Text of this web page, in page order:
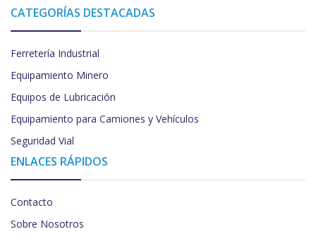
CATEGORÍAS DESTACADAS
Ferretería Industrial
Equipamiento Minero
Equipos de Lubricación
Equipamiento para Camiones y Vehículos
Seguridad Vial
ENLACES RÁPIDOS
Contacto
Sobre Nosotros